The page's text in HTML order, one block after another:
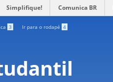
Simplifique! Comunica BR
3 Ir para o rodapé 4